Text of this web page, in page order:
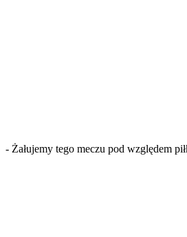
- Żałujemy tego meczu pod względem